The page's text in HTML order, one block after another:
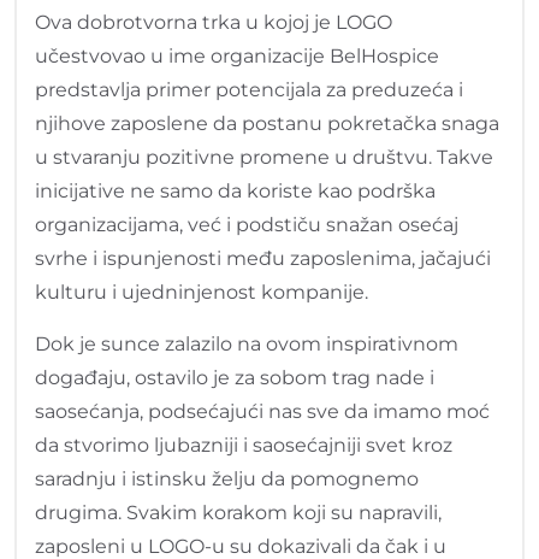
Ova dobrotvorna trka u kojoj je LOGO
učestvovao u ime organizacije BelHospice
predstavlja primer potencijala za preduzeća i
njihove zaposlene da postanu pokretačka snaga
u stvaranju pozitivne promene u društvu. Takve
inicijative ne samo da koriste kao podrška
organizacijama, već i podstiču snažan osećaj
svrhe i ispunjenosti među zaposlenima, jačajući
kulturu i ujedninjenost kompanije.
Dok je sunce zalazilo na ovom inspirativnom
događaju, ostavilo je za sobom trag nade i
saosećanja, podsećajući nas sve da imamo moć
da stvorimo ljubazniji i saosećajniji svet kroz
saradnju i istinsku želju da pomognemo
drugima. Svakim korakom koji su napravili,
zaposleni u LOGO-u su dokazivali da čak i u